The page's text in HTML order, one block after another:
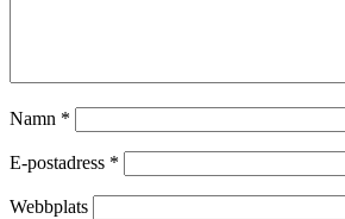
Namn *
E-postadress *
Webbplats